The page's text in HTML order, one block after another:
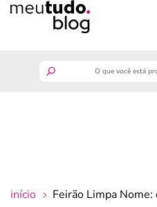
início Feirão Limpa Nome: